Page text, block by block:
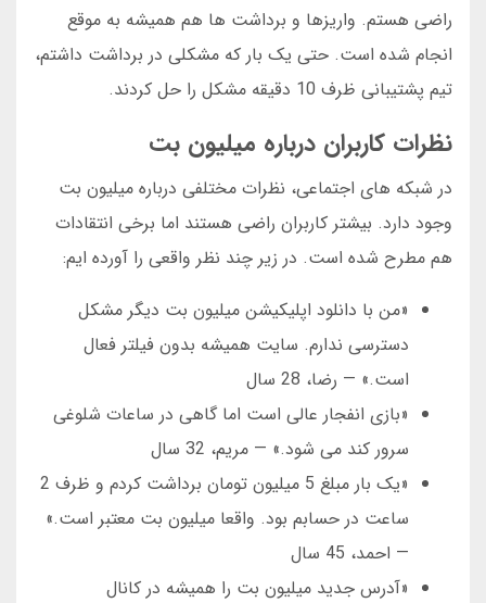
راضی هستم. واریزها و برداشت ها هم همیشه به موقع
انجام شده است. حتی یک بار که مشکلی در برداشت داشتم،
تیم پشتیبانی ظرف 10 دقیقه مشکل را حل کردند.
نظرات کاربران درباره میلیون بت
در شبکه های اجتماعی، نظرات مختلفی درباره میلیون بت
وجود دارد. بیشتر کاربران راضی هستند اما برخی انتقادات
هم مطرح شده است. در زیر چند نظر واقعی را آورده ایم:
«من با دانلود اپلیکیشن میلیون بت دیگر مشکل
دسترسی ندارم. سایت همیشه بدون فیلتر فعال
است.» — رضا، 28 سال
«بازی انفجار عالی است اما گاهی در ساعات شلوغی
سرور کند می شود.» — مریم، 32 سال
«یک بار مبلغ 5 میلیون تومان برداشت کردم و ظرف 2
ساعت در حسابم بود. واقعا میلیون بت معتبر است.»
— احمد، 45 سال
«آدرس جدید میلیون بت را همیشه در کانال